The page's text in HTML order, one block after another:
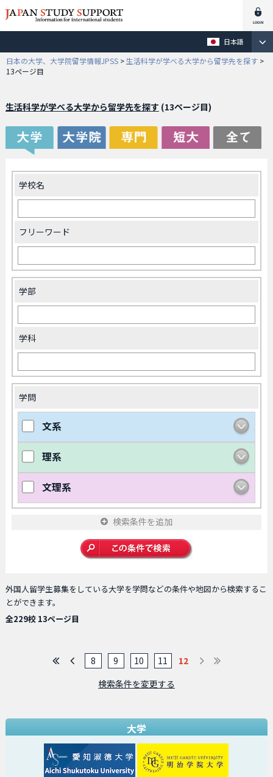
日本語
日本の大学、大学院留学情報JPSS >生活科学が学べる大学から留学先を探す >
13ページ目
生活科学が学べる大学から留学先を探す (13ページ目)
学校名
フリーワード
学部
学科
学問
文系
理系
文理系
検索条件を追加
外国人留学生募集をしている大学を学問などの条件や地図から検索するこ
とができます。
全229校 13ページ目
8 9 10 11
12
検索条件を変更する
大学